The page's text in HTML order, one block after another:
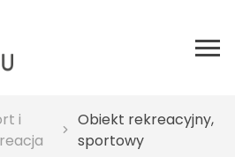
i
Obiekt rekreacyjny,
sportowy